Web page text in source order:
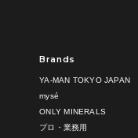
Brands
YA-MAN TOKYO JAPAN
mysé
ONLY MINERALS
プロ・業務用